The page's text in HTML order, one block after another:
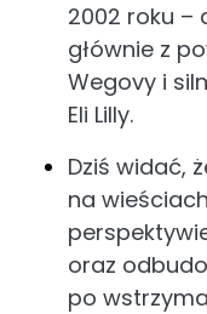
2002 roku –
głównie z
Wegovy i
Eli Lilly.
Dziś widać,
na
oraz
po